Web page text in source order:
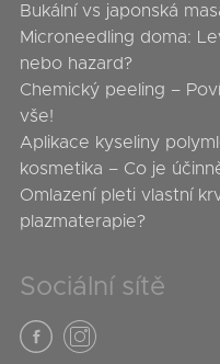
Bukální vs japonská
Microneedling doma:
nebo hazard?
Chemický peeling –
vše!
Aplikace kyseliny
kosmetika – Co je
Omlazení pleti vlastní
plazmaterapie?
Sociální sítě